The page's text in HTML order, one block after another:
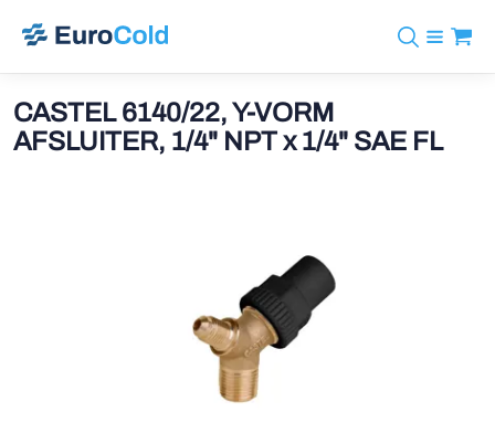
info@eurocold.nl
Merken
BOCK
Koudemiddelen
Diensten
CASTEL 6140/22, Y-VORM
AFSLUITER, 1/4" NPT x 1/4" SAE FL